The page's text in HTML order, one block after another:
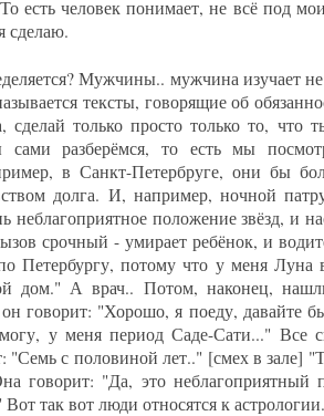
есть человек понимает, не всё под
сделаю.
Мужчины.. мужчина изучает
тексты, говорящие об
сделай только просто только то,
сами разберёмся, то есть мы
в Санкт-Петербруге, они бы
долга. И, например, ночной
неблагоприятное положение звёзд, и
срочный - умирает ребёнок, и
Петербургу, потому что у меня Луна
дом." А врач.. Потом, наконец,
говорит: "Хорошо, я поеду, давайте
у меня период Саде-Сати..." Все
"Семь с половиной лет.." [смех в зале]
говорит: "Да, это
так вот люди относятся к астрологии.